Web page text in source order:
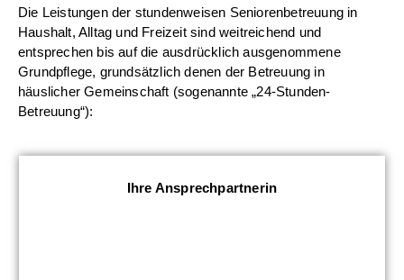
Die Leistungen der stundenweisen Seniorenbetreuung in
Haushalt, Alltag und Freizeit sind weitreichend und
entsprechen bis auf die ausdrücklich ausgenommene
Grundpflege, grundsätzlich denen der Betreuung in
häuslicher Gemeinschaft (sogenannte „24-Stunden-
Betreuung“):
Ihre Ansprechpartnerin